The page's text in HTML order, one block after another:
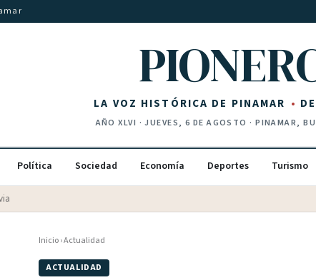
LA VOZ HISTÓRICA DE PINAMAR
AÑOXLVI ·JUEVES, 6 DE AGOSTO · PINAMAR,
Política Sociedad Economía Deportes Turismo
Inicio›Actualidad
ACTUALIDAD